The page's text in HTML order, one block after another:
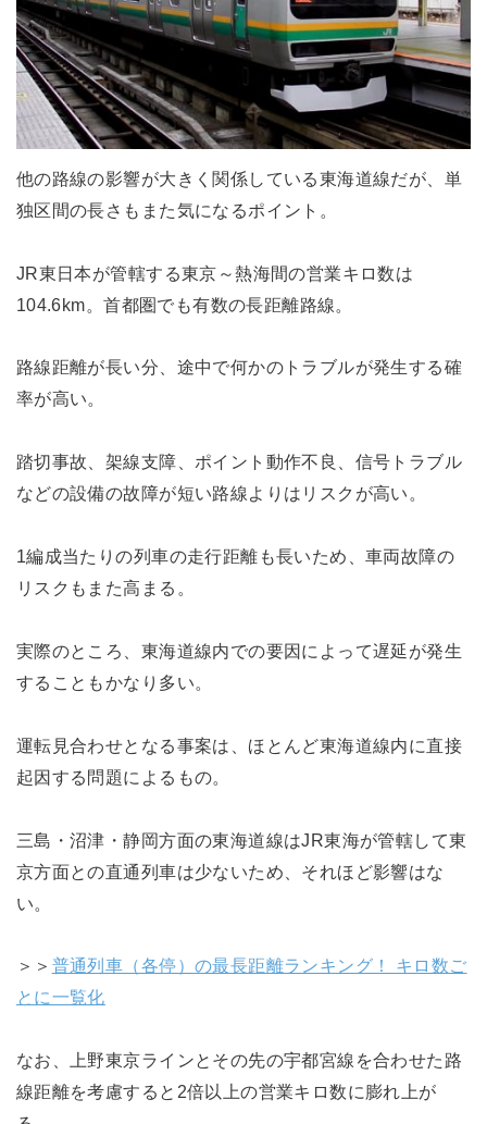
他の路線の影響が大きく関係している東海道線だが、単
独区間の長さもまた気になるポイント。
JR東日本が管轄する東京～熱海間の営業キロ数は
104.6km。首都圏でも有数の長距離路線。
路線距離が長い分、途中で何かのトラブルが発生する確
率が高い。
踏切事故、架線支障、ポイント動作不良、信号トラブル
などの設備の故障が短い路線よりはリスクが高い。
1編成当たりの列車の走行距離も長いため、車両故障の
リスクもまた高まる。
実際のところ、東海道線内での要因によって遅延が発生
することもかなり多い。
運転見合わせとなる事案は、ほとんど東海道線内に直接
起因する問題によるもの。
三島・沼津・静岡方面の東海道線はJR東海が管轄して東
京方面との直通列車は少ないため、それほど影響はな
い。
＞＞ 普通列車（各停）の最長距離ランキング！ キロ数ご
とに一覧化
なお、上野東京ラインとその先の宇都宮線を合わせた路
線距離を考慮すると2倍以上の営業キロ数に膨れ上が